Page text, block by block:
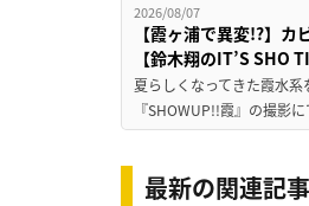
2026/08/07
【霞ヶ浦で異変!?】
【鈴木翔のIT’S SHO
夏らしくなってきた霞水
『SHOWUP!!霞』の撮影
最新の関連記